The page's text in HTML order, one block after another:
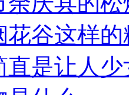
花谷这样
直是让人